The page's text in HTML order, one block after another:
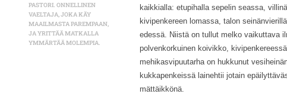
PASTORI. ONNELLINEN
VAELTAJA, JOKA KÄY
MAAILMASTA PAREMPAAN,
JA YRITTÄÄ MATKALLA
YMMÄRTÄÄ MOLEMPIA.
kaikkialla: etupihalla sepelin seassa,
kivipenkereen lomassa, talon
edessä. Niistä on tullut melko vaikuttava
polvenkorkuinen koivikko,
mehikasvipuutarha on hukkunut
kukkapenkeissä lainehtii jotain
mättäikkönä.